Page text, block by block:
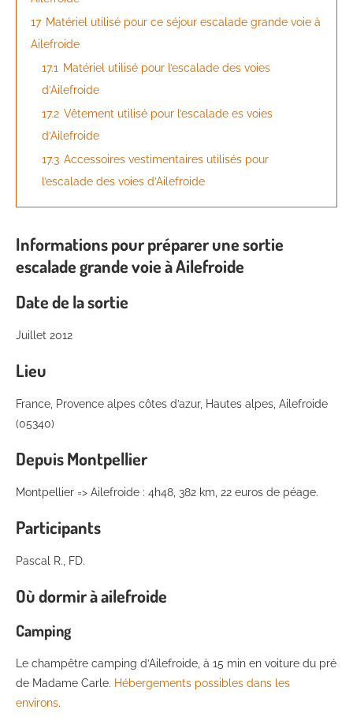
17 Matériel utilisé pour ce séjour escalade grande voie à
Ailefroide
17.1 Matériel utilisé pour l’escalade des voies
d’Ailefroide
17.2 Vêtement utilisé pour l’escalade es voies
d’Ailefroide
17.3 Accessoires vestimentaires utilisés pour
l’escalade des voies d’Ailefroide
Informations pour préparer une sortie
escalade grande voie à Ailefroide
Date de la sortie
Juillet 2012
Lieu
France, Provence alpes côtes d’azur, Hautes alpes, Ailefroide
(05340)
Depuis Montpellier
Montpellier => Ailefroide : 4h48, 382 km, 22 euros de péage.
Participants
Pascal R., FD.
Où dormir à ailefroide
Camping
Le champêtre camping d’Ailefroide, à 15 min en voiture du pré
de Madame Carle. Hébergements possibles dans les
environs.